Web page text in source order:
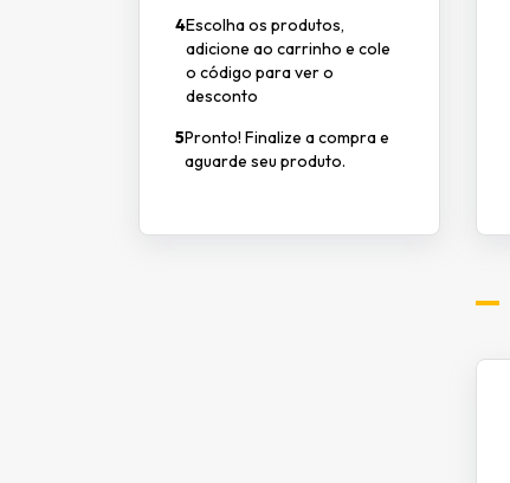
4Escolha os produtos,
adicione ao carrinho e cole
o código para ver o
desconto
5Pronto! Finalize a compra e
aguarde seu produto.